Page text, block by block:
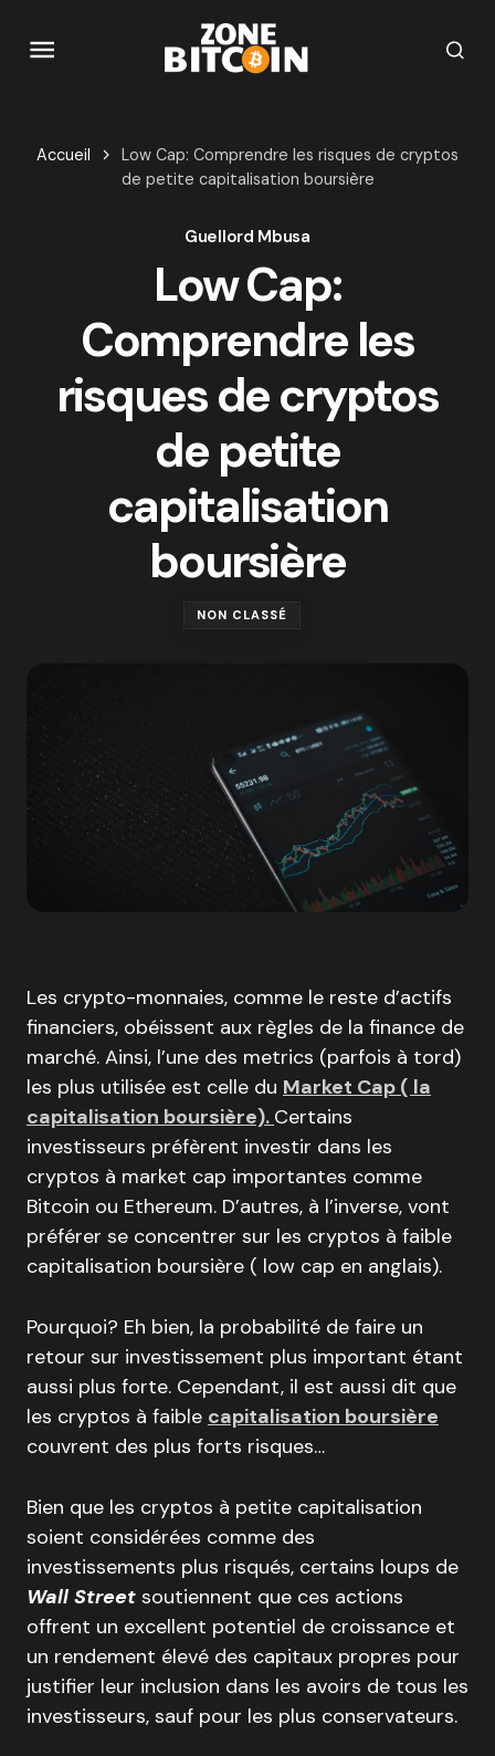
Accueil
Low Cap: Comprendre les risques de cryptos
de petite capitalisation boursière
Guellord Mbusa
Low Cap:
Comprendre les
risques de cryptos
de petite
capitalisation
boursière
NON CLASSÉ
Les crypto-monnaies, comme le reste d’actifs
financiers, obéissent aux règles de la finance de
marché. Ainsi, l’une des metrics (parfois à tord)
les plus utilisée est celle du Market Cap ( la
capitalisation boursière). Certains
investisseurs préfèrent investir dans les
cryptos à market cap importantes comme
Bitcoin ou Ethereum. D’autres, à l’inverse, vont
préférer se concentrer sur les cryptos à faible
capitalisation boursière ( low cap en anglais).
Pourquoi? Eh bien, la probabilité de faire un
retour sur investissement plus important étant
aussi plus forte. Cependant, il est aussi dit que
les cryptos à faible capitalisation boursière
couvrent des plus forts risques…
Bien que les cryptos à petite capitalisation
soient considérées comme des
investissements plus risqués, certains loups de
Wall Street soutiennent que ces actions
offrent un excellent potentiel de croissance et
un rendement élevé des capitaux propres pour
justifier leur inclusion dans les avoirs de tous les
investisseurs, sauf pour les plus conservateurs.